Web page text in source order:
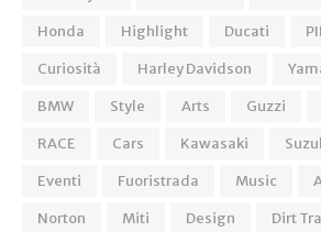
Honda
Highlight Ducati
Curiosità
Harley Davidson
BMW
Style Arts Guzzi
RACE
Cars Kawasaki
Eventi
Fuoristrada Music
Norton
Miti Design Dirt